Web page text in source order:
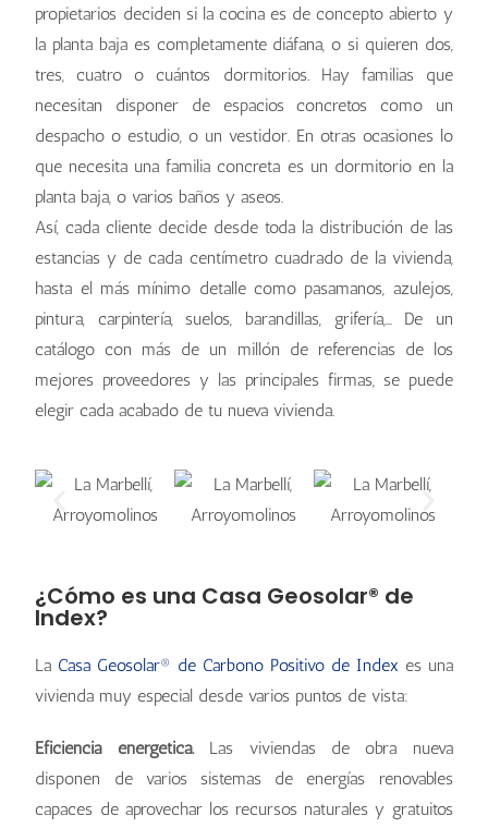
propietarios deciden si la cocina es de concepto abierto y
la planta baja es completamente diáfana, o si quieren dos,
tres, cuatro o cuántos dormitorios. Hay familias que
necesitan disponer de espacios concretos como un
despacho o estudio, o un vestidor. En otras ocasiones lo
que necesita una familia concreta es un dormitorio en la
planta baja, o varios baños y aseos.
Así, cada cliente decide desde toda la distribución de las
estancias y de cada centímetro cuadrado de la vivienda,
hasta el más mínimo detalle como pasamanos, azulejos,
pintura, carpintería, suelos, barandillas, grifería,… De un
catálogo con más de un millón de referencias de los
mejores proveedores y las principales firmas, se puede
elegir cada acabado de tu nueva vivienda.
¿Cómo es una Casa Geosolar® de
Index?
La Casa Geosolar® de Carbono Positivo de Index es una
vivienda muy especial desde varios puntos de vista:
Eficiencia energética.Las viviendas de obra nueva
disponen de varios sistemas de energías renovables
capaces de aprovechar los recursos naturales y gratuitos